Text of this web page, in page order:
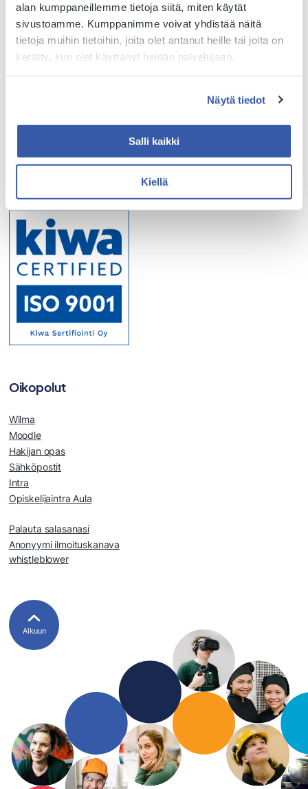
alan kumppaneillemme tietoja siitä, miten käytät
sivustoamme. Kumppanimme voivat yhdistää näitä
tietoja muihin tietoihin, joita olet antanut heille tai joita on
kerätty, kun olet käyttänyt heidän palvelujaan.
Näytä tiedot
Salli kaikki
Kiellä
Ilmoita turvallisuushavainto
Palaute
Evästekäytännöt
Rauma
Oikopolut
Wilma
Moodle
Hakijan opas
Sähköpostit
Intra
Opiskelijaintra Aula
Palauta salasanasi
Anonyymi ilmoituskanava
whistleblower
Alkuun